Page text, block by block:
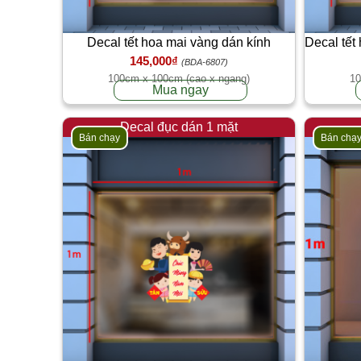
Decal tết hoa mai vàng dán kính
145,000₫ (BDA-6807)
100cm x 100cm (cao x ngang)
Mua ngay
Decal tết
Decal đục dán 1 mặt
Bán chạy Bán chạy